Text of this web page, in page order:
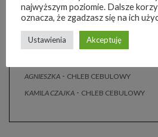
AGNIESZKA- SURÓWKA Z KAPUSTY JAK
Małgosia z Akacjowego Bloga
AGNIESZKA - CHLEB CEBULOWY
KAMILA CZAJKA - CHLEB CEBULOWY
najwyższym poziomie. Dalsze
oznacza, że zgadzasz się na ich
Ustawienia Akceptuję